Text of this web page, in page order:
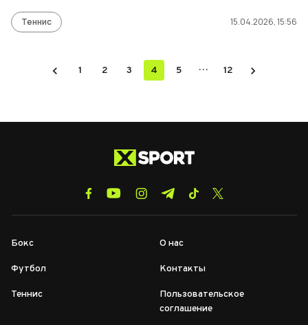
Теннис 15.04.2026, 15:56
1 2 3 4 5 … 12
Бокс
Футбол
Теннис
О нас
Контакты
Пользовательское
соглашение